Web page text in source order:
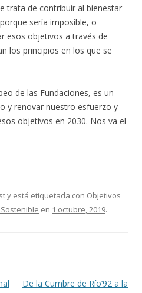
trata de contribuir al bienestar
sería imposible, o
esos objetivos a través de
los principios en los que se
de las Fundaciones, es un
y renovar nuestro esfuerzo y
objetivos en 2030. Nos va el
y está etiquetada con Objetivos
en 1 octubre, 2019.
De la Cumbre de Río’92 a la